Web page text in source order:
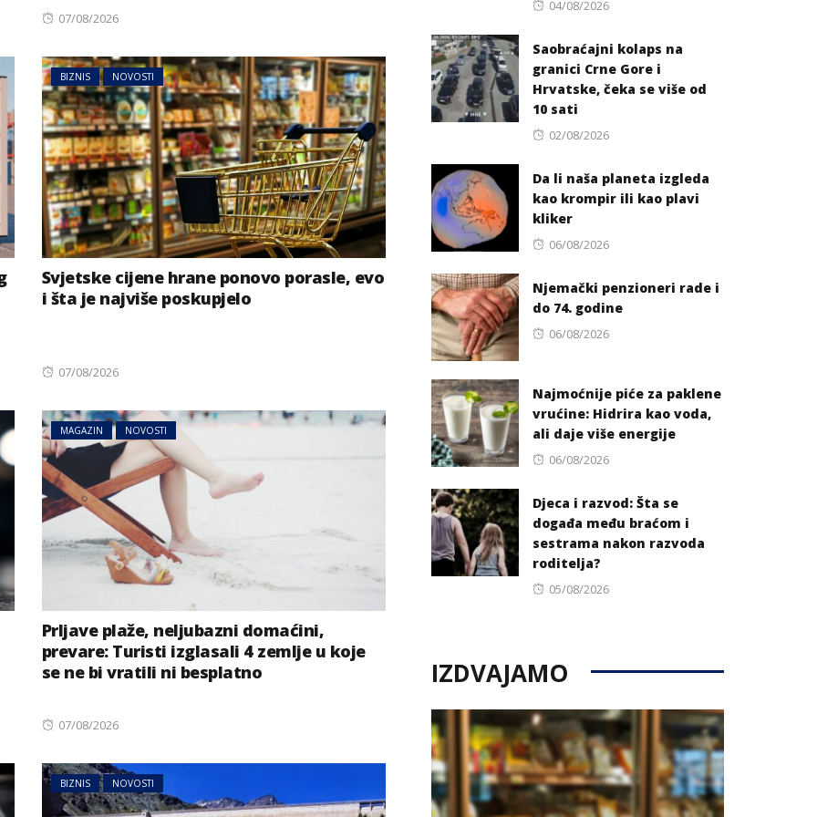
Posted
07/08/2026
BIZNIS NOVOSTI
Svjetske cijene hrane ponovo porasle, evo
i šta je najviše poskupjelo
Posted
07/08/2026
MAGAZIN NOVOSTI
Prljave plaže, neljubazni domaćini,
prevare: Turisti izglasali 4 zemlje u koje
se ne bi vratili ni besplatno
Posted
07/08/2026
BIZNIS NOVOSTI
Posted
04/08/2026
Saobraćajni kolaps na
granici Crne Gore i
Hrvatske, čeka se više od
10 sati
Posted
02/08/2026
Da li naša planeta izgleda
kao krompir ili kao plavi
kliker
Posted
06/08/2026
Njemački penzioneri rade i
do 74. godine
Posted
06/08/2026
Najmoćnije piće za paklene
vrućine: Hidrira kao voda,
ali daje više energije
Posted
06/08/2026
Djeca i razvod: Šta se
događa među braćom i
sestrama nakon razvoda
roditelja?
Posted
05/08/2026
IZDVAJAMO